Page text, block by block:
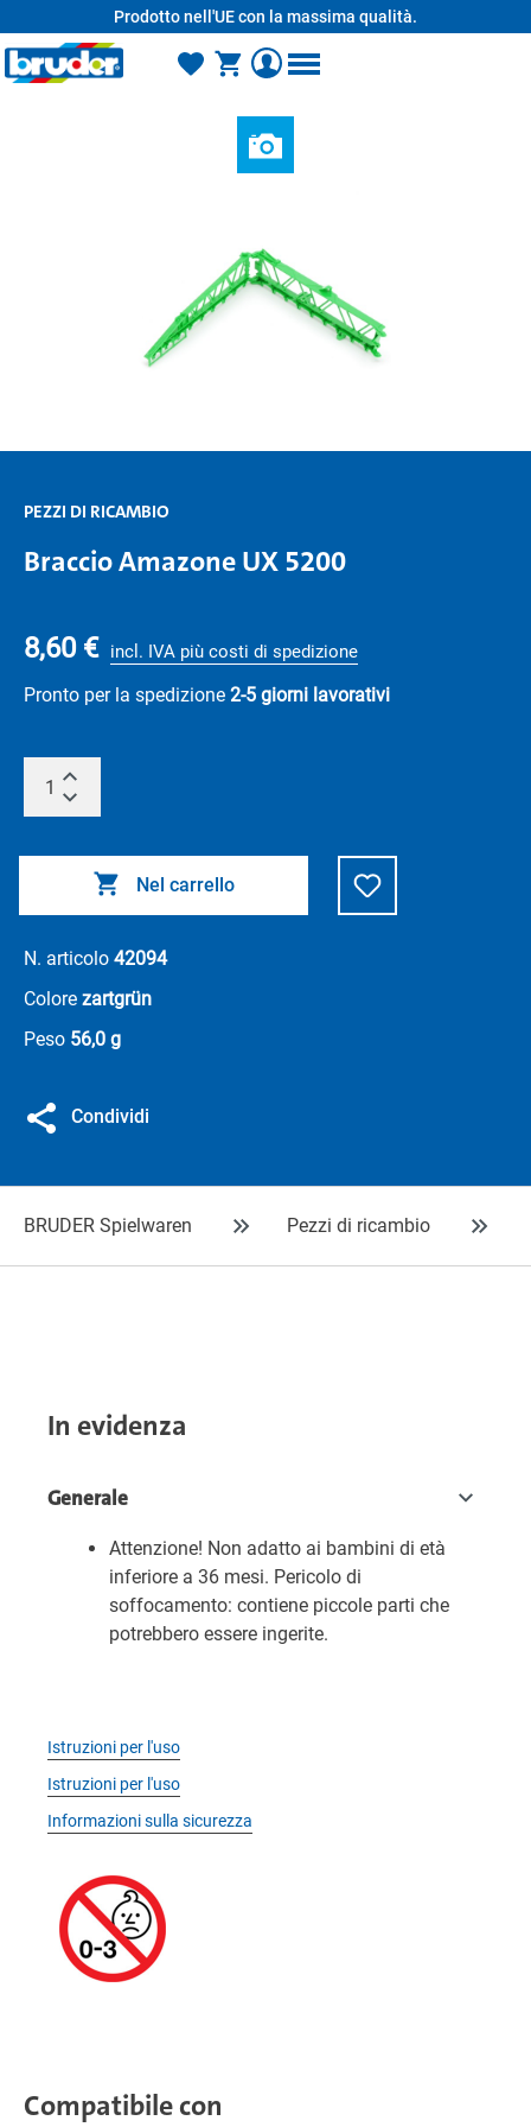
Prodotto nell'UE con la massima qualità.
PEZZI DI RICAMBIO
Braccio Amazone UX 5200
8,60 € incl. IVA più costi di spedizione
Pronto per la spedizione 2-5 giorni lavorativi
Nel carrello
N. articolo 42094
Colore zartgrün
Peso 56,0 g
Condividi
BRUDER Spielwaren Pezzi di ricambio
In evidenza
Generale
Attenzione! Non adatto ai bambini di età
inferiore a 36 mesi. Pericolo di
soffocamento: contiene piccole parti che
potrebbero essere ingerite.
Istruzioni per l'uso
Istruzioni per l'uso
Informazioni sulla sicurezza
Compatibile con